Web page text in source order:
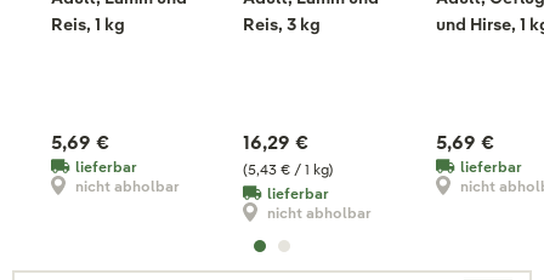
Reis, 1 kg
5,69 €
lieferbar
nicht abholbar
Reis, 3 kg
(5,43 € / 1 kg)
16,29 €
lieferbar
nicht abholbar
und Hirse, 1
5,69 €
lieferbar
nicht